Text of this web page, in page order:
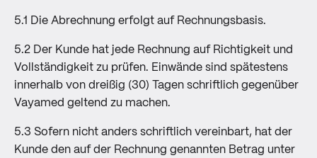
5.1 Die Abrechnung erfolgt auf Rechnungsbasis.
5.2 Der Kunde hat jede Rechnung auf Richtigkeit und
Vollständigkeit zu prüfen. Einwände sind spätestens
innerhalb von dreißig (30) Tagen schriftlich gegenüber
Vayamed geltend zu machen.
5.3 Sofern nicht anders schriftlich vereinbart, hat der
Kunde den auf der Rechnung genannten Betrag unter